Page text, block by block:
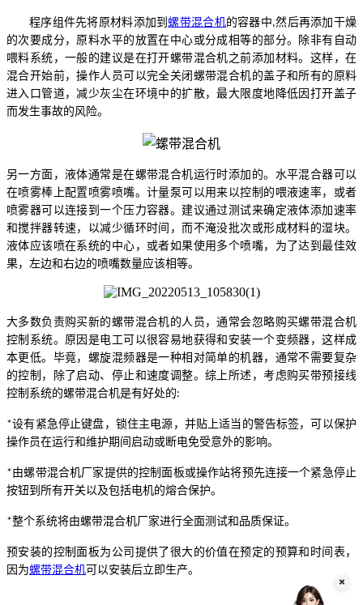
程序组件先将原材料添加到螺带混合机的容器中,然后再添加干燥
的次要成分，原料水平的放置在中心或分成相等的部分。除非有自动
喂料系统，一般的建议是在打开螺带混合机之前添加材料。这样，在
混合开始前，操作人员可以完全关闭螺带混合机的盖子和所有的原料
进入口管道，减少灰尘在环境中的扩散，最大限度地降低因打开盖子
而发生事故的风险。
另一方面，液体通常是在螺带混合机运行时添加的。水平混合器可以
在喷雾棒上配置喷雾喷嘴。计量泵可以用来以控制的喂液速率，或者
喷雾器可以连接到一个压力容器。建议通过测试来确定液体添加速率
和搅拌器转速，以减少循环时间，而不淹没批次或形成材料的湿块。
液体应该喷在系统的中心，或者如果使用多个喷嘴，为了达到最佳效
果，左边和右边的喷嘴数量应该相等。
大多数负责购买新的螺带混合机的人员，通常会忽略购买螺带混合机
控制系统。原因是电工可以很容易地获得和安装一个变频器，这样成
本更低。毕竟，螺旋混频器是一种相对简单的机器，通常不需要复杂
的控制，除了启动、停止和速度调整。综上所述，考虑购买带预接线
控制系统的螺带混合机是有好处的:
*设有紧急停止键盘，锁住主电源，并贴上适当的警告标签，可以保护
操作员在运行和维护期间启动或断电免受意外的影响。
*由螺带混合机厂家提供的控制面板或操作站将预先连接一个紧急停止
按钮到所有开关以及包括电机的熔合保护。
*整个系统将由螺带混合机厂家进行全面测试和品质保证。
预安装的控制面板为公司提供了很大的价值在预定的预算和时间表，
因为螺带混合机可以安装后立即生产。